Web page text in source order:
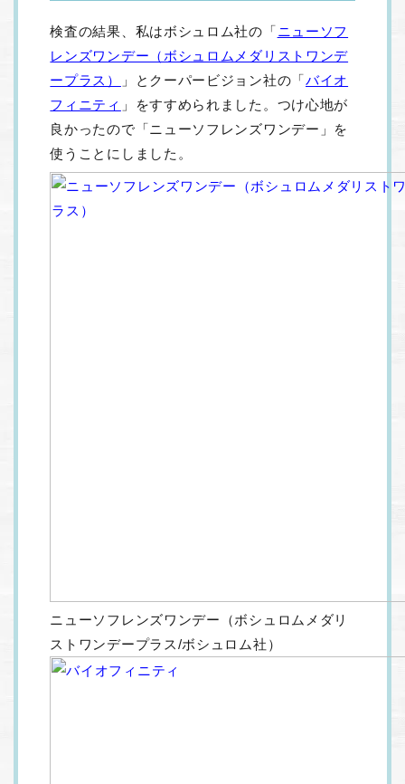
検査の結果、私はボシュロム社の「ニューソフ
レンズワンデー（ボシュロムメダリストワンデ
ープラス）
」とクーパービジョン社の「バイオ
フィニティ 」をすすめられました。つけ心地が
良かったので「ニューソフレンズワンデー」を
使うことにしました。
ニューソフレンズワンデー（ボシュロムメダリ
ストワンデープラス/ボシュロム社）